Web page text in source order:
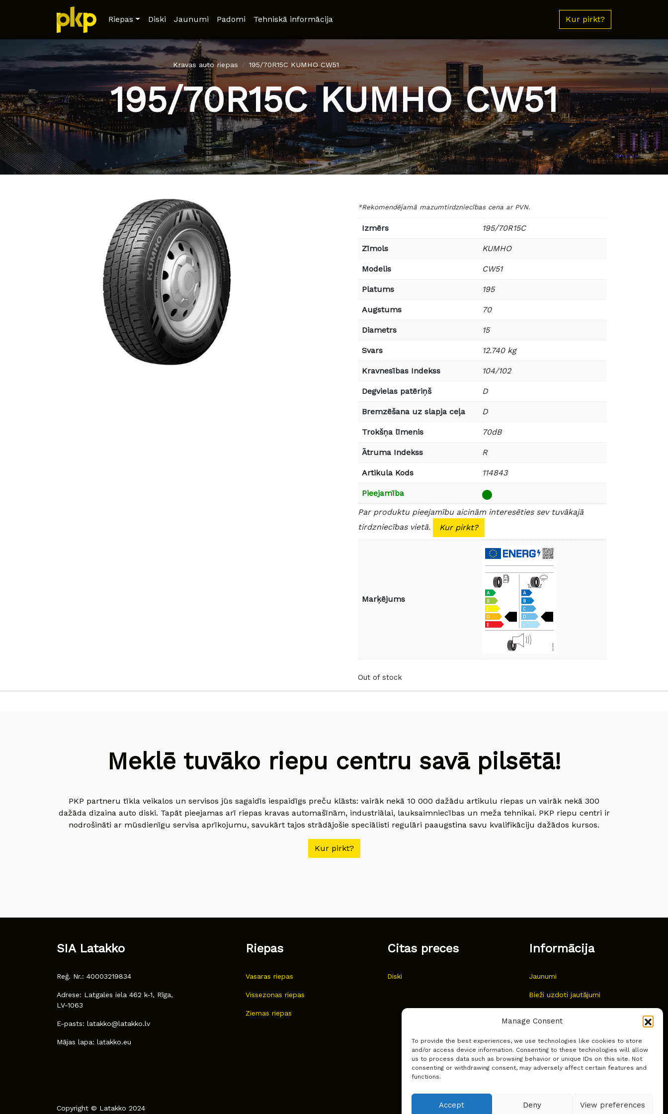
Manage Consent
To provide the best experiences, we use technologies like cookies to store
and/or access device information. Consenting to these technologies will allow
us to process data such as browsing behavior or unique IDs on this site. Not
consenting or withdrawing consent, may adversely affect certain features and
functions.
Accept Deny View preferences
Riepas Diski Jaunumi Padomi Tehniskā informācija Kur pirkt?
Kravas auto riepas 195/70R15C KUMHO CW51
195/70R15C KUMHO CW51
*Rekomendējamā mazumtirdzniecības cena ar PVN.
Izmērs 195/70R15C
Zīmols KUMHO
Modelis CW51
Platums 195
Augstums 70
Diametrs 15
Svars 12.740 kg
Kravnesības Indekss 104/102
Degvielas patēriņš D
Bremzēšana uz slapja ceļa D
Trokšņa līmenis 70dB
Ātruma Indekss R
Artikula Kods 114843
Pieejamība
Par produktu pieejamību aicinām interesēties sev tuvākajā
tirdzniecības vietā.
Kur pirkt?
Marķējums
Out of stock
Meklē tuvāko riepu centru savā pilsētā!
PKP partneru tīkla veikalos un servisos jūs sagaidīs iespaidīgs preču klāsts: vairāk nekā 10 000 dažādu artikulu riepas un vairāk nekā 300
dažāda dizaina auto diski. Tapāt pieejamas arī riepas kravas automašīnām, industriālai, lauksaimniecības un meža tehnikai. PKP riepu centri ir
nodrošināti ar mūsdienīgu servisa aprīkojumu, savukārt tajos strādājošie speciālisti regulāri paaugstina savu kvalifikāciju dažādos kursos.
Kur pirkt?
SIA Latakko
Reģ. Nr.: 40003219834
Adrese: Latgales iela 462 k-1, Rīga,
LV-1063
E-pasts: latakko@latakko.lv
Mājas lapa: latakko.eu
Riepas
Vasaras riepas
Vissezonas riepas
Ziemas riepas
Citas preces
Diski
Informācija
Jaunumi
Bieži uzdoti jautājumi
Copyright © Latakko 2024